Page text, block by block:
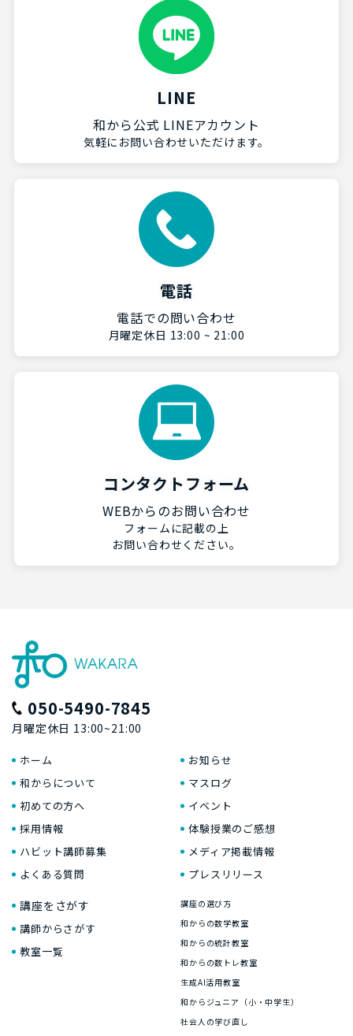
LINE
和から公式 LINEアカウント
気軽にお問い合わせいただけます。
電話
電話での問い合わせ
月曜定休日 13:00 ~ 21:00
コンタクトフォーム
WEBからのお問い合わせ
フォームに記載の上
お問い合わせください。
050-5490-7845
月曜定休日 13:00~21:00
ホーム
和からについて
初めての方へ
採用情報
ハビット講師募集
よくある質問
お知らせ
マスログ
イベント
体験授業のご感想
メディア掲載情報
プレスリリース
講座をさがす
講師からさがす
教室一覧
講座の選び方
和からの数学教室
和からの統計教室
和からの数トレ教室
生成AI活用教室
和からジュニア（小・中学生）
社会人の学び直し